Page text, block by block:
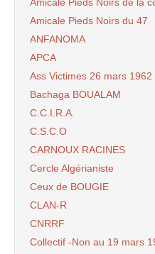
Amicale Pieds Noirs du 47
ANFANOMA
APCA
Ass Victimes 26 mars 1962
Bachaga BOUALAM
C.C.I.R.A.
C.S.C.O
CARNOUX RACINES
Cercle Algérianiste
Ceux de BOUGIE
CLAN-R
CNRRF
Collectif -Non au 19 mars